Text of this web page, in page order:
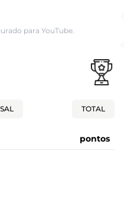
para YouTube.
TOTAL
pontos